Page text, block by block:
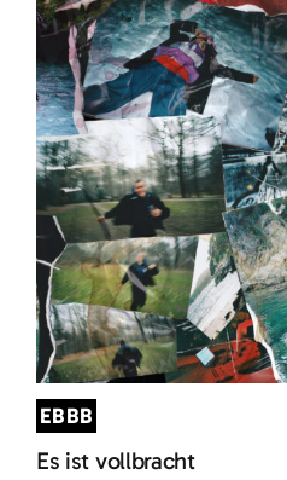
EBBB
Es ist vollbracht